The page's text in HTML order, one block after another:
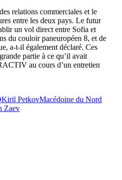
relations commerciales et le
entre les deux pays. Le futur
un vol direct entre Sofia et
du couloir paneuropéen 8, et de
a-t-il également déclaré. Ces
partie à ce qu’il avait
au cours d’un entretien
Kiril PetkovMacédoine du Nord
Zaev